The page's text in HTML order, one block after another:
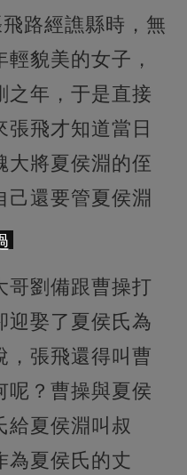
路經譙縣時，無
貌美的女子，
之年，于是直接
飛才知道當日
大將夏侯淵的侄
己還要管夏侯淵
哥劉備跟曹操打
迎娶了夏侯氏為
，張飛還得叫曹
呢？曹操與夏侯
給夏侯淵叫叔
為夏侯氏的丈